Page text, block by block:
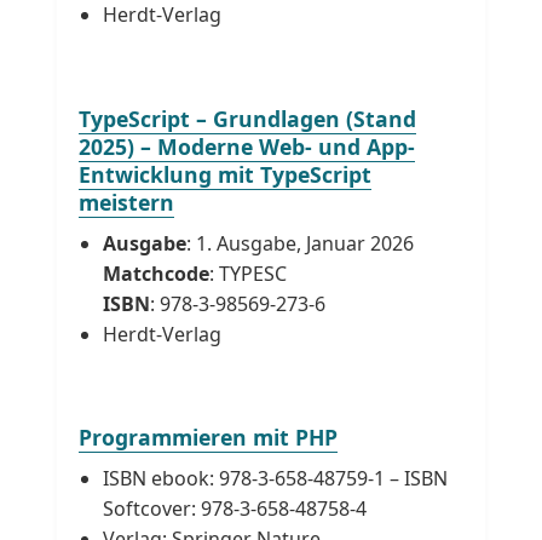
Herdt-Verlag
TypeScript – Grundlagen (Stand
2025) – Moderne Web- und App-
Entwicklung mit TypeScript
meistern
Ausgabe: 1. Ausgabe, Januar 2026
Matchcode: TYPESC
ISBN: 978-3-98569-273-6
Herdt-Verlag
Programmieren mit PHP
ISBN ebook: 978-3-658-48759-1 – ISBN
Softcover: 978-3-658-48758-4